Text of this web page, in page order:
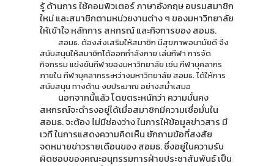
รู้ ด้านการ ใช้คอมพิวเตอร์ ภาษาอังกฤษ อบรมสมาชิก
ใหม่ และสมาชิกตามหน่วยงานต่าง ๆ ของมหาวิทยาลัย
ให้เข้าใจ หลักการ สหกรณ์ และกิจการของ สอมธ.
สอมธ. ต้องส่งเสริมให้สมาชิก มีสุขภาพอนามัยดี จึง
สนับสนุนให้สมาชิกได้ออกกำลังกาย เล่นกีฬา การจัด
กิจกรรม แข่งขันกีฬาของมหาวิทยาลัย เช่น กีฬาบุคลากร
ภายใน กีฬาบุคลากรระหว่างมหาวิทยาลัย สอมธ. ได้ให้การ
สนับสนุน ทางด้าน งบประมาณ อย่างสม่ำเสมอ
นอกจากนี้แล้ว โดยตระหนักว่า ความมั่นคง
สหกรณ์จะดำรงอยู่ได้เมื่อสมาชิกมีความเชื่อมั่นใน
สอมธ. จะต้อง ไม่มีช่องว่าง ในการให้ข้อมูลข่าวสาร มี
เวที ในการแสดงความคิดเห็น ซักถามข้อที่สงสัย
จดหมายข่าวรายเดือนของ สอมธ. ซึ่งอยู่ในความรับ
ผิดชอบของคณะอนุกรรมการฝ่ายประชาสัมพันธ์ เป็น